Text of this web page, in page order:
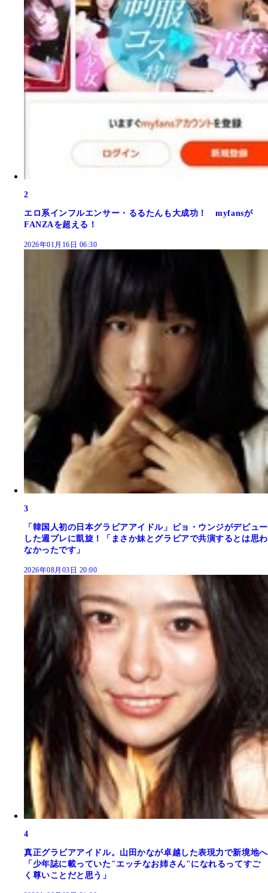
2
エロ系インフルエンサー・るるたんも大成功！ myfansが
FANZAを超える！
2026年01月16日 06:30
3
「韓国人初の日本グラビアアイドル」ピョ・ウンジがデビュー
した週プレに凱旋！「まさか妹とグラビアで共演するとは思わ
なかったです」
2026年08月03日 20:00
4
真正グラビアアイドル。山田かなが卓越した表現力で新境地へ
「少年誌に載っていた"エッチなお姉さん"になれるってすご
く尊いことだと思う」